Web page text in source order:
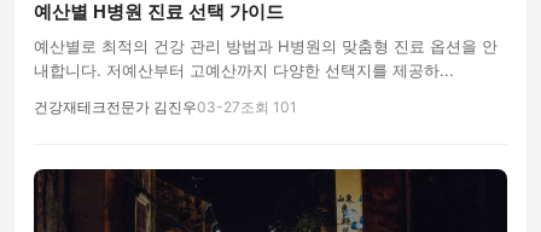
예산별 H병원 진료 선택 가이드
예산별로 최적의 건강 관리 방법과 H병원의 맞춤형 진료 옵션을 안
내합니다. 저예산부터 고예산까지 다양한 선택지를 제공하...
건강재테크전문가 김진우03-27조회 101